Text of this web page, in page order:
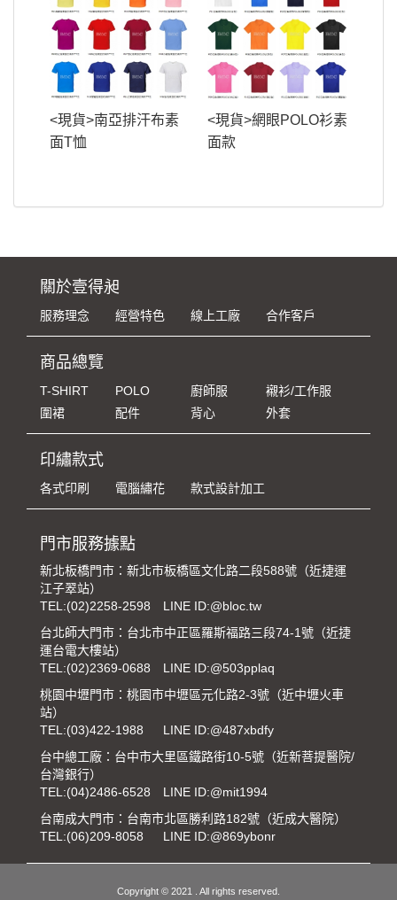
<現貨>南亞排汗布素
面T恤
<現貨>網眼POLO衫素
面款
關於壹得昶
服務理念 經營特色 線上工廠 合作客戶
商品總覽
T-SHIRT POLO 廚師服
襯衫/工作服
圍裙
配件 背心 外套
印繡款式
各式印刷 電腦繡花 款式設計加工
門市服務據點
新北板橋門市：新北市板橋區文化路二段588號（近捷運
江子翠站）
TEL:(02)2258-2598
LINE ID:@bloc.tw
台北師大門市：台北市中正區羅斯福路三段74-1號（近捷
運台電大樓站）
TEL:(02)2369-0688
LINE ID:@503pplaq
桃園中壢門市：桃園市中壢區元化路2-3號（近中壢火車
站）
TEL:(03)422-1988
LINE ID:@487xbdfy
台中總工廠：台中市大里區鐵路街10-5號（近新菩提醫院/
台灣銀行）
TEL:(04)2486-6528
LINE ID:@mit1994
台南成大門市：台南市北區勝利路182號（近成大醫院）
TEL:(06)209-8058 LINE ID:@869ybonr
Copyright © 2021 . All rights reserved.